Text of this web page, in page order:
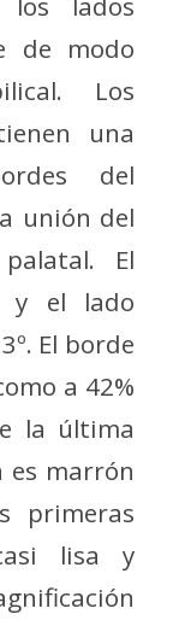
de modo
Los
una
del
unión del
El
y el lado
El borde
a 42%
la última
es marrón
primeras
lisa y